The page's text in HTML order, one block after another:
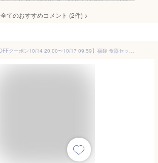
全てのおすすめコメント (2件) >
【最大2000円OFFクーポン10/14 20:00〜10/17 09:59】福袋 食器セット 送料無料 白い食器の福袋 豪華40点 アウトレット食器 お皿 皿 おしゃれ プレート 白い食器セット レンジ 業務用食器 小皿 どんぶり ボウル 大皿